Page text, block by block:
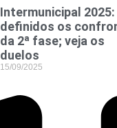
Intermunicipal 2025:
definidos os
da 2ª fase; veja os
duelos
15/09/2025